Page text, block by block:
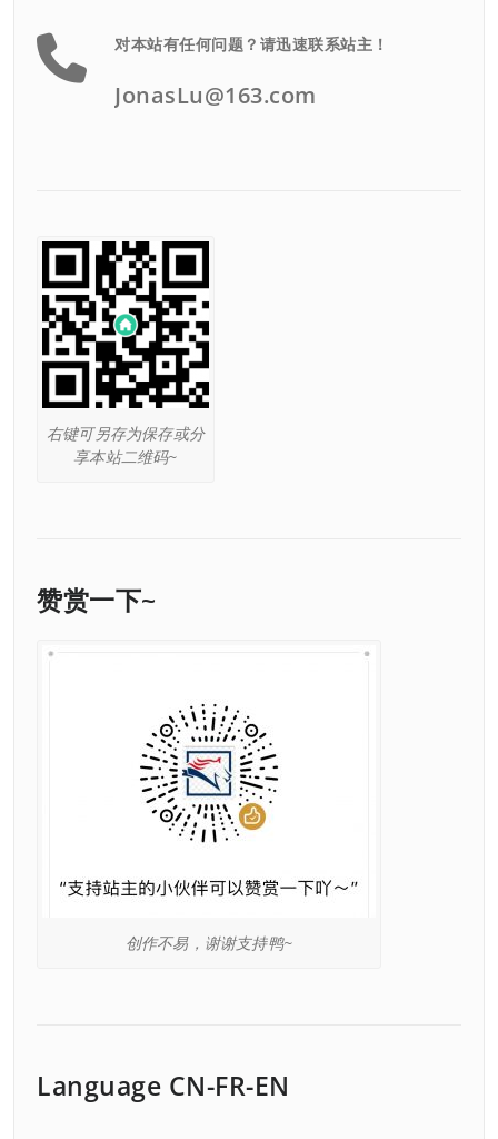
对本站有任何问题？请迅速联系站主！
JonasLu@163.com
右键可另存为保存或分
享本站二维码~
赞赏一下~
创作不易，谢谢支持鸭~
Language CN-FR-EN